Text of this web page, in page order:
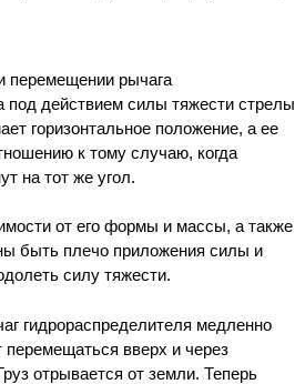
перемещении рычага
действием силы тяжести стрелы
горизонтальное положение, а ее
к тому случаю, когда
на тот же угол.
от его формы и массы, а также
быть плечо приложения силы и
силу тяжести.
гидрораспределителя медленно
вверх и через
отрывается от земли. Теперь